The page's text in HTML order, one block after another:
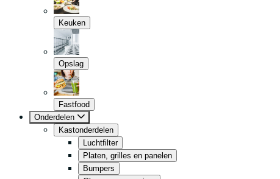
Keuken
Opslag
Fastfood
Onderdelen
Kastonderdelen
Luchtfilter
Platen, grilles en panelen
Bumpers